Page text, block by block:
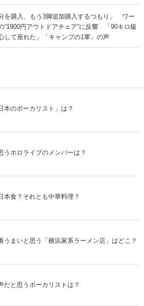
分を購入、もう3脚追加購入するつもり」 ワー
“1900円アウトドアチェア”に反響 「90キロ級
して座れた」「キャンプの1軍」の声
本のボーカリスト」は？
うホロライブのメンバーは？
本食？それとも中華料理？
うまいと思う「横浜家系ラーメン店」はどこ？
だと思うボーカリストは？